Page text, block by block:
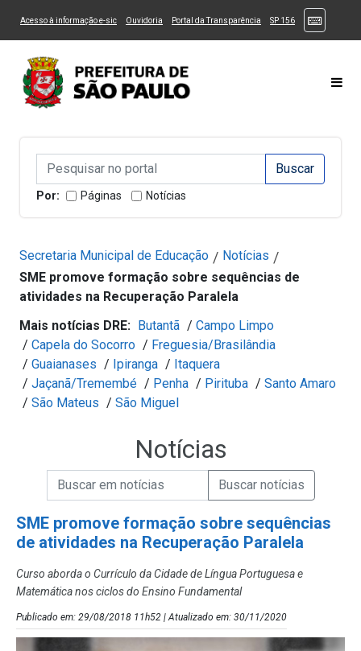
Ir ao Conteúdo Ir para menu principal Ir para busca 3
Alternar Alto Contraste
Acesso à informação e-sic(Link para um novo sítio)
Ouvidoria (Link para um novo sítio)
Portal da Transparência (Link para um novo sítio)
SP 156(Link para um
Campo de Busca de informações
Campo de Busca de informações Enviar a Busca
Por: Páginas Notícias
Secretaria Municipal de Educação / Notícias /
SME promove formação sobre sequências de
atividades na Recuperação Paralela
Mais notícias DRE: Butantã / Campo Limpo
/ Capela do Socorro / Freguesia/Brasilândia
/ Guaianases / Ipiranga / Itaquera
/ Jaçanã/Tremembé / Penha / Pirituba / Santo Amaro
/ São Mateus / São Miguel
Notícias
Campo de Busca de Notícias
Campo de Busca de informaçõesEnviar a Busca de Notícias
SME promove formação sobre sequências
de atividades na Recuperação Paralela
Curso aborda o Currículo da Cidade de Língua Portuguesa e
Matemática nos ciclos do Ensino Fundamental
Publicado em: 29/08/2018 11h52 | Atualizado em: 30/11/2020